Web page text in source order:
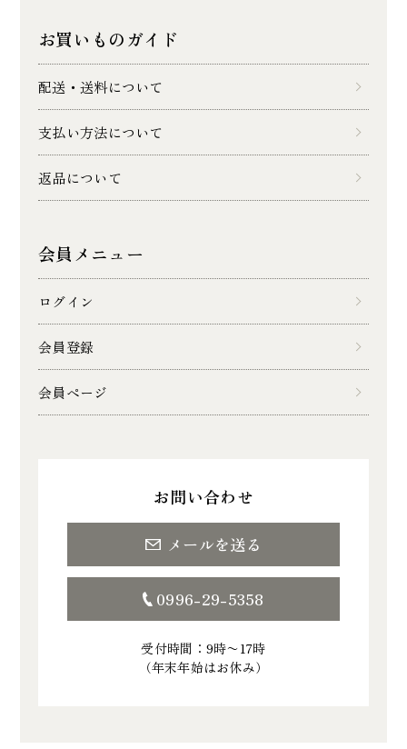
お買いものガイド
配送・送料について
支払い方法について
返品について
会員メニュー
ログイン
会員登録
会員ページ
お問い合わせ
メールを送る
0996-29-5358
受付時間：9時〜17時
（年末年始はお休み）